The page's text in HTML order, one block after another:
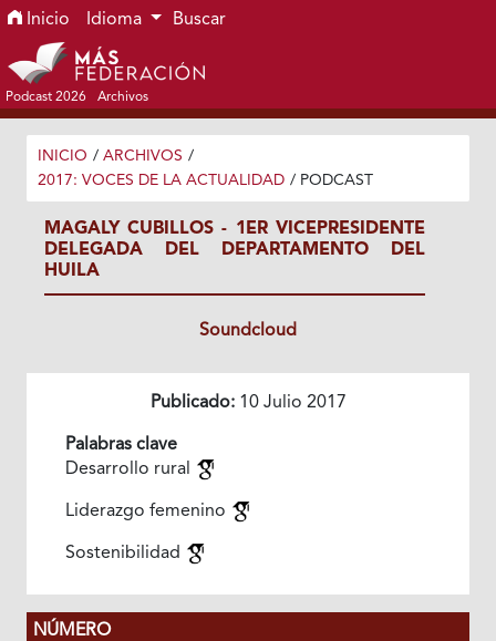
Ir al menú de navegación principal
Ir al contenido principal
Ir al pie de página del sitio
Inicio Idioma Buscar
Podcast 2026 Archivos
INICIO / ARCHIVOS /
2017: VOCES DE LA ACTUALIDAD / PODCAST
MAGALY CUBILLOS - 1ER VICEPRESIDENTE
DELEGADA DEL DEPARTAMENTO DEL
HUILA
Soundcloud
Publicado:10 Julio 2017
Palabras clave
Desarrollo rural
Liderazgo femenino
Sostenibilidad
NÚMERO